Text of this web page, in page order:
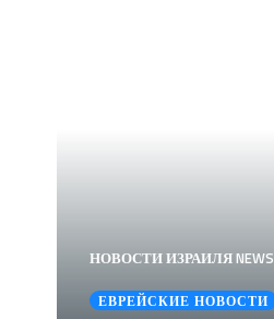
НОВОСТИ ИЗРАИЛЯ
ЕВРЕЙСКИЕ НОВОСТИ